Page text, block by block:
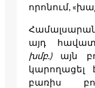
որոնում,
այդ
խմբ.)այն
կարողացել
բառիս